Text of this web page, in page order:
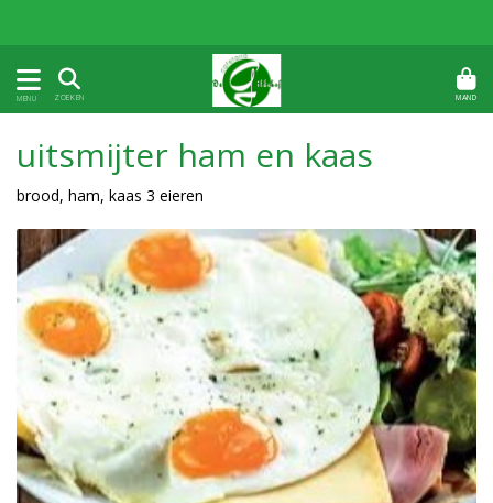
MENU ZOEKEN MAND
uitsmijter ham en kaas
brood, ham, kaas 3 eieren